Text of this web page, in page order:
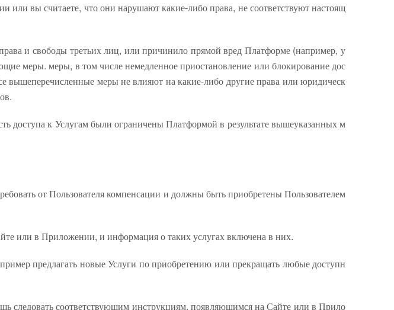
вы считаете, что они нарушают какие-либо права, не соответствуют настоящ
и свободы третьих лиц, или причинило прямой вред Платформе (например, у
меры. меры, в том числе немедленное приостановление или блокирование дос
вышеперечисленные меры не влияют на какие-либо другие права или юридическ
доступа к Услугам были ограничены Платформой в результате вышеуказанных м
от Пользователя компенсации и должны быть приобретены Пользователем
или в Приложении, и информация о таких услугах включена в них.
предлагать новые Услуги по приобретению или прекращать любые доступн
следовать соответствующим инструкциям, появляющимся на Сайте или в Прило